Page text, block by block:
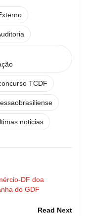
TCDF
noticias
DF doa
do GDF
Read Next